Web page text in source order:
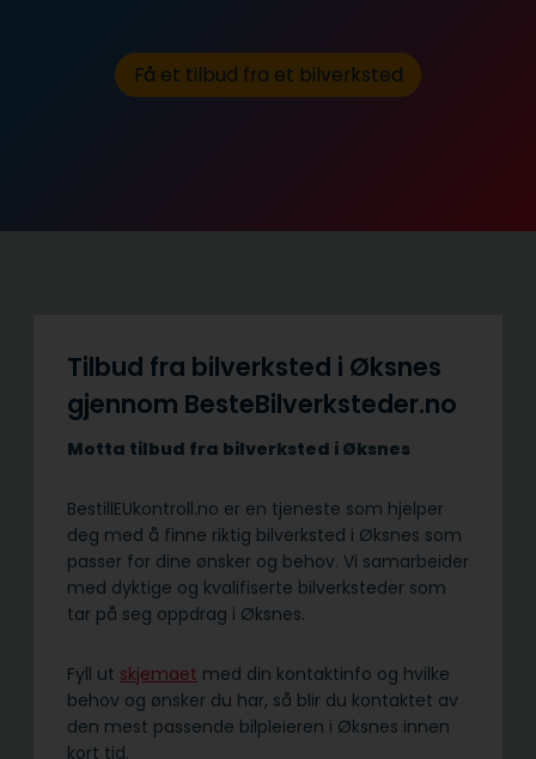
Få et tilbud fra et bilverksted
Tilbud fra bilverksted i Øksnes
gjennom BesteBilverksteder.no
Motta tilbud fra bilverksted i Øksnes
BestillEUkontroll.no er en tjeneste som hjelper
deg med å finne riktig bilverksted i Øksnes som
passer for dine ønsker og behov. Vi samarbeider
med dyktige og kvalifiserte bilverksteder som
tar på seg oppdrag i Øksnes.
Fyll ut skjemaet med din kontaktinfo og hvilke
behov og ønsker du har, så blir du kontaktet av
den mest passende bilpleieren i Øksnes innen
kort tid.